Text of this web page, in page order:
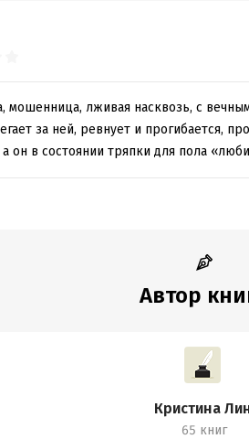
мошенница, лживая насквозь, с
за ней, ревнует и прогибается,
а он в состоянии тряпки для пола
Автор
Кристина
65 книг